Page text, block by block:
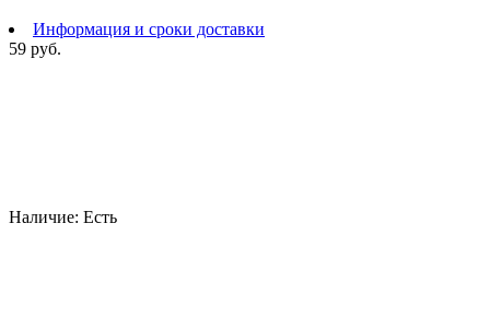
Информация и сроки доставки
59 руб.
Наличие: Есть